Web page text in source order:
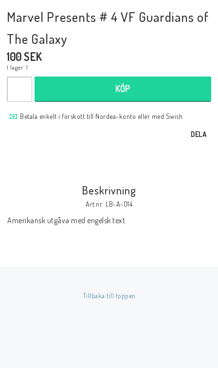
Samlartillbehör
Serier Sverige
Serier USA
Inkl. Moms
Marvel Presents # 4 VF Guardians of
The Galaxy
100 SEK
I lager: 1
KÖP
Betala enkelt i förskott till Nordea-konto eller med Swish
DELA
Beskrivning
Art.nr: LB-A-014
Amerikansk utgåva med engelsk text.
Tillbaka till toppen